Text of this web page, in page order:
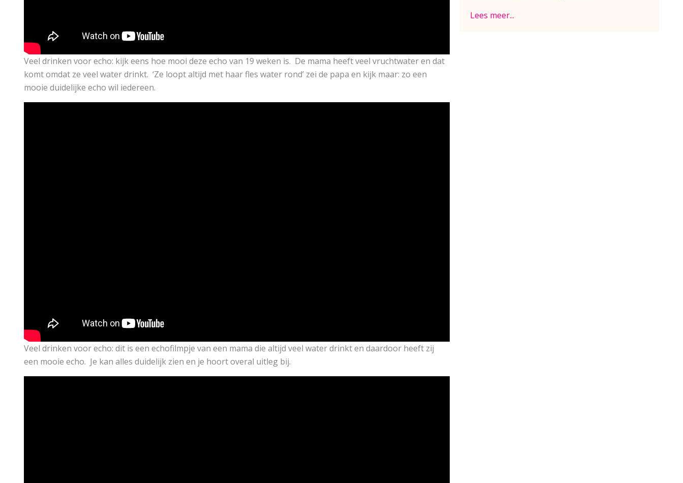
Veel drinken voor echo: kijk eens hoe mooi deze echo van 19 weken is. De mama heeft veel vruchtwater en dat
komt omdat ze veel water drinkt. ‘Ze loopt altijd met haar fles water rond’ zei de papa en kijk maar: zo een
mooie duidelijke echo wil iedereen.
Veel drinken voor echo: dit is een echofilmpje van een mama die altijd veel water drinkt en daardoor heeft zij
een mooie echo. Je kan alles duidelijk zien en je hoort overal uitleg bij.
Lees meer...